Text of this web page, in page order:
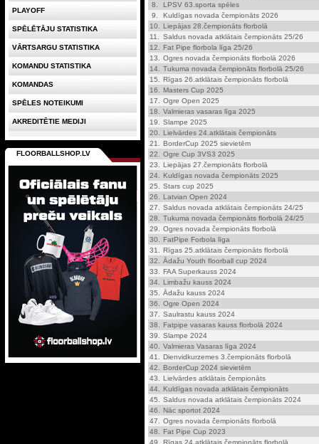
8.
LPSV 63.sporta spēles
9.
Kuldīgas novada čempionāts 2026
10.
Liepājas 28.čempionāts florbolā
11.
Saldus novada atklātais čempionāts 25/26
12.
Fat Pipe florbola līga 25/26
13.
Ogres novada čempionāts florbolā 2026
14.
Tukuma novada čempionāts florbolā 25/26
15.
Rīgas 26.atklātais čempionāts florbolā
16.
Masters Cup 2025
17.
Ogre Open 2025
18.
Valmieras vasaras līga 2025
19.
Slampe 2025
20.
Lielvārdes 24.atklātais čempionāts
21.
BorderCup 2025 sievietēm
22.
Ogre Cup 3VS3 2025
23.
Liepājas 27.čempionāts florbolā
24.
Kuldīgas novada čempionāts 2025
25.
Stars cup 2025
26.
Latvian Open 2024
27.
Saldus novada atklātais čempionāts 24/25
28.
Tukuma novada čempionāts florbolā 24/25
29.
Ogres novada čempionāts florbolā
30.
FatPipe Forbola līga
31.
Rīgas 25.atklātais čempionāts florbolā
32.
Ādažu Youth floorball cup 2024
33.
FAA Superkauss 2024
34.
Limbažu kauss 2024
35.
Ādažu kauss 2024
36.
Ogre Open 2024
37.
Saulrastu kauss 2024
38.
Fatpipe vasaras kauss florbolā 2024
39.
Slampe 2024
40.
Valmieras Vasaras līga 2024
41.
Dienvidkurzemes 3.čempionāts florbolā
42.
BorderCup 2024 sievietēm
43.
Lielvārdes atklātais čempionāts
44.
Kuldīgas novada atklātais čempionāts
45.
Saldus novada atklātais čempionāts 2024
46.
Nāc sportot 2024
47.
Ogres novada čempionāts florbolā
48.
Fat Pipe Cup 2023
49.
Rīgas 24.atklātais čempionāts florbolā
PLAYOFF
SPĒLĒTĀJU STATISTIKA
VĀRTSARGU STATISTIKA
KOMANDU STATISTIKA
KOMANDAS
SPĒLES NOTEIKUMI
AKREDITĒTIE MEDIJI
FLOORBALLSHOP.LV